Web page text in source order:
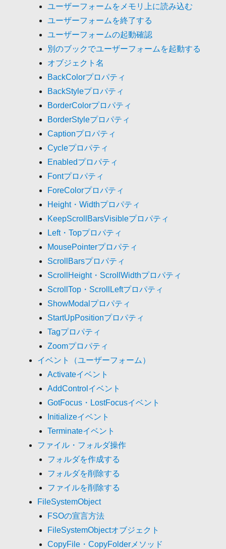
ユーザーフォームをメモリ上に読み込む
ユーザーフォームを終了する
ユーザーフォームの起動確認
別のブックでユーザーフォームを起動する
オブジェクト名
BackColorプロパティ
BackStyleプロパティ
BorderColorプロパティ
BorderStyleプロパティ
Captionプロパティ
Cycleプロパティ
Enabledプロパティ
Fontプロパティ
ForeColorプロパティ
Height・Widthプロパティ
KeepScrollBarsVisibleプロパティ
Left・Topプロパティ
MousePointerプロパティ
ScrollBarsプロパティ
ScrollHeight・ScrollWidthプロパティ
ScrollTop・ScrollLeftプロパティ
ShowModalプロパティ
StartUpPositionプロパティ
Tagプロパティ
Zoomプロパティ
イベント（ユーザーフォーム）
Activateイベント
AddControlイベント
GotFocus・LostFocusイベント
Initializeイベント
Terminateイベント
ファイル・フォルダ操作
フォルダを作成する
フォルダを削除する
ファイルを削除する
FileSystemObject
FSOの宣言方法
FileSystemObjectオブジェクト
CopyFile・CopyFolderメソッド